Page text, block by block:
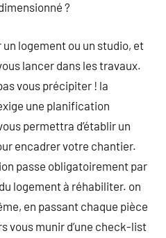
?
logement ou un studio, et
lancer dans les travaux.
vous précipiter ! la
une planification
permettra d’établir un
encadrer votre chantier.
passe obligatoirement par
logement à réhabiliter. on
en passant chaque pièce
vous munir d’une check-list